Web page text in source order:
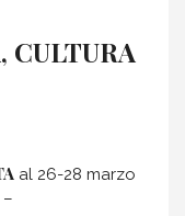
CULTURA
al 26-28 marzo